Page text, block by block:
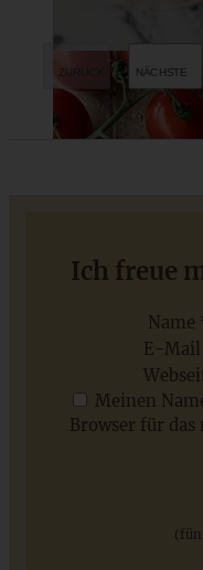
Fruchtiger
Saisonale Rezepte im
Ich freue
Name
E-
Meinen
Browser für